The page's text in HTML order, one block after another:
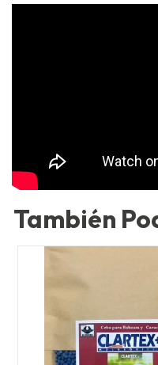
También